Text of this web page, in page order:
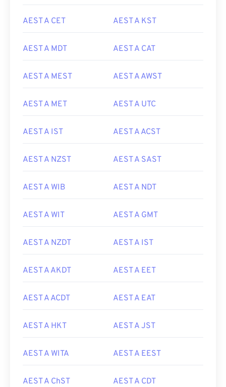
AEST A CET AEST A KST
AEST A MDT AEST A CAT
AEST A MEST AEST A AWST
AEST A MET AEST A UTC
AEST A IST AEST A ACST
AEST A NZST AEST A SAST
AEST A WIB AEST A NDT
AEST A WIT AEST A GMT
AEST A NZDT AEST A IST
AEST A AKDT AEST A EET
AEST A ACDT AEST A EAT
AEST A HKT AEST A JST
AEST A WITA AEST A EEST
AEST A ChST AEST A CDT